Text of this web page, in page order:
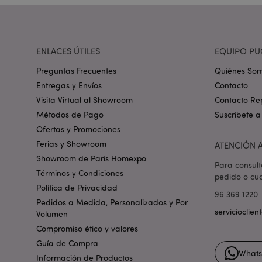
ENLACES ÚTILES
Preguntas Frecuentes
Entregas y Envíos
Visita Virtual al Showroom
Métodos de Pago
Ofertas y Promociones
Ferias y Showroom
Showroom de Paris Homexpo
Términos y Condiciones
Política de Privacidad
Pedidos a Medida, Personalizados y Por
Volumen
Compromiso ético y valores
Guía de Compra
Información de Productos
EQUIPO
Quiénes
Contacto
Contacto
Suscríbete
ATENCIÓN
Para
pedido o
96 369 1220
mage-cache-
PHPSESSID
X-Magento-Vary